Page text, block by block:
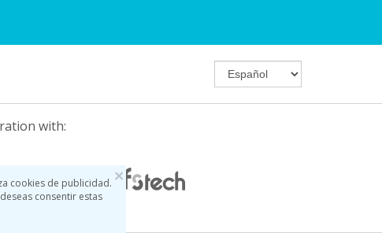
×
cookies de publicidad.
consentir estas
with: